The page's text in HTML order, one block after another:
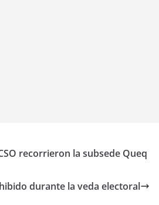
recorrieron la subsede Queq
durante la veda electoral